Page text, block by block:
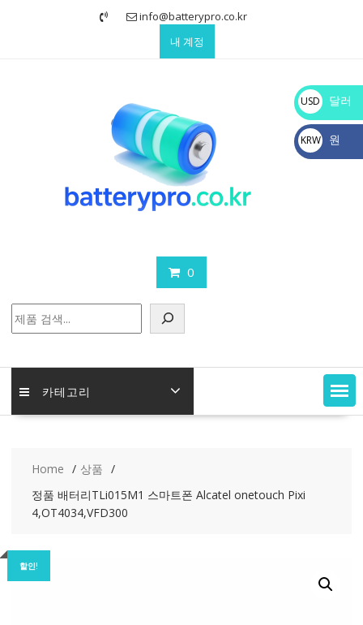
info@batterypro.co.kr
내 계정
0
색
카테고리
Home
상품
정품 배터리TLi015M1 스마트폰 Alcatel onetouch Pixi
4,OT4034,VFD300
할인!
USD
$
달러
KRW
₩
원